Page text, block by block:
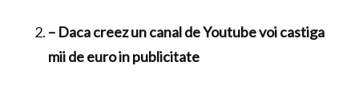
– Daca creez un canal de Youtube voi castiga
mii de euro in publicitate